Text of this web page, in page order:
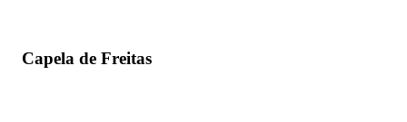
Capela de Freitas